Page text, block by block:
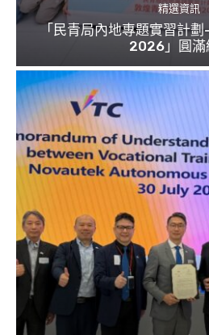
精選資訊
「民青局內地專題實習計劃
2026」圓滿